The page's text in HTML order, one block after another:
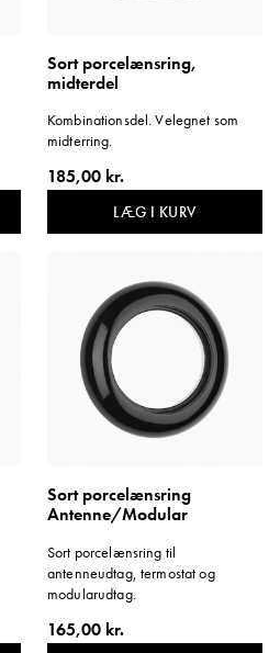
Sort porcelænsring,
midterdel
Kombinationsdel. Velegnet som
midterring.
185,00 kr.
LÆG I KURV
Sort porcelænsring
Antenne/Modular
Sort porcelænsring til
antenneudtag, termostat og
modularudtag.
165,00 kr.